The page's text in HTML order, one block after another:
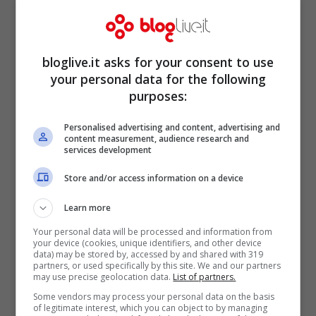
Nonostante la riapertura delle frontiere,
Spagna continua a soffrire per l’assenza
dei turisti. Nelle Isola Beleari, ad esempio,
ha riaperto circa la metà delle attività
bloglive.it asks for your consent to use
your personal data for the following
purposes:
Personalised advertising and content, advertising and
content measurement, audience research and
services development
Store and/or access information on a device
Learn more
Your personal data will be processed and information from
your device (cookies, unique identifiers, and other device
data) may be stored by, accessed by and shared with 319
partners, or used specifically by this site. We and our partners
may use precise geolocation data. List of partners.
Some vendors may process your personal data on the basis
of legitimate interest, which you can object to by managing